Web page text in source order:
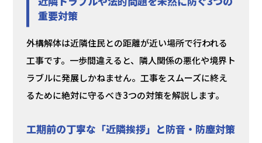
重要対策
外構解体は近隣住民との距離が近い場所で行われる
工事です。一歩間違えると、隣人関係の悪化や境界ト
ラブルに発展しかねません。工事をスムーズに終え
るために絶対に守るべき3つの対策を解説します。
工期前の丁寧な「近隣挨拶」と防音・防塵対策